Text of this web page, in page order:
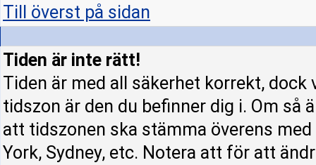
Till överst på sidan
Tiden är inte rätt!
Tiden är med all säkerhet korrekt, dock
tidszon är den du befinner dig i. Om så
att tidszonen ska stämma överens
York, Sydney, etc. Notera att för att